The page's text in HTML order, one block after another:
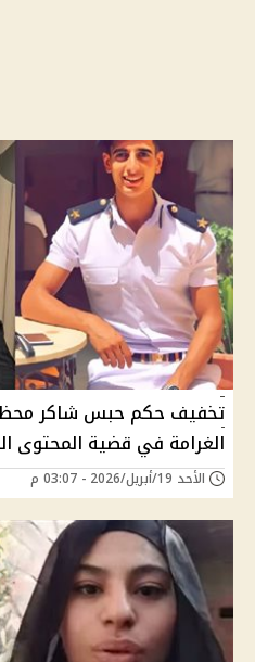
تخفيف حكم حبس شاكر
الغرامة في قضية المحتوى
الأحد 19/أبريل/2026 - 03:07 م